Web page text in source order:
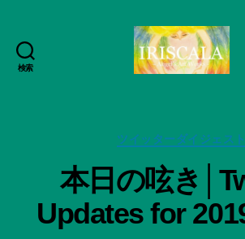
検索
日
活
動
記
録・
カ
ゴ
リ
ー
ツイッターダイジェスト
本日の呟き
Updates for
:
智
月